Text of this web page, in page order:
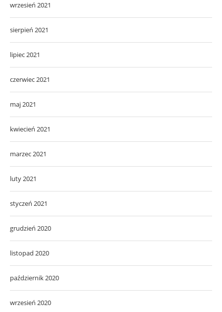
wrzesień 2021
sierpień 2021
lipiec 2021
czerwiec 2021
maj 2021
kwiecień 2021
marzec 2021
luty 2021
styczeń 2021
grudzień 2020
listopad 2020
październik 2020
wrzesień 2020